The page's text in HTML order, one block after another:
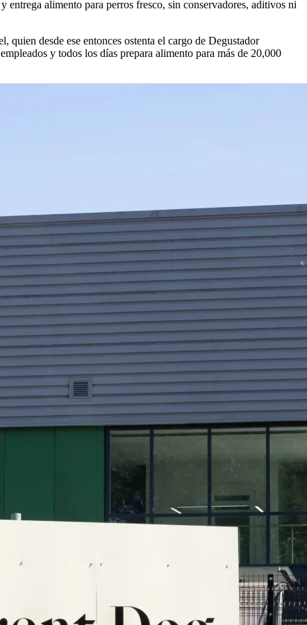
alimento para perros fresco, sin conservadores, aditivos ni
desde ese entonces ostenta el cargo de Degustador
y todos los días prepara alimento para más de 20,000